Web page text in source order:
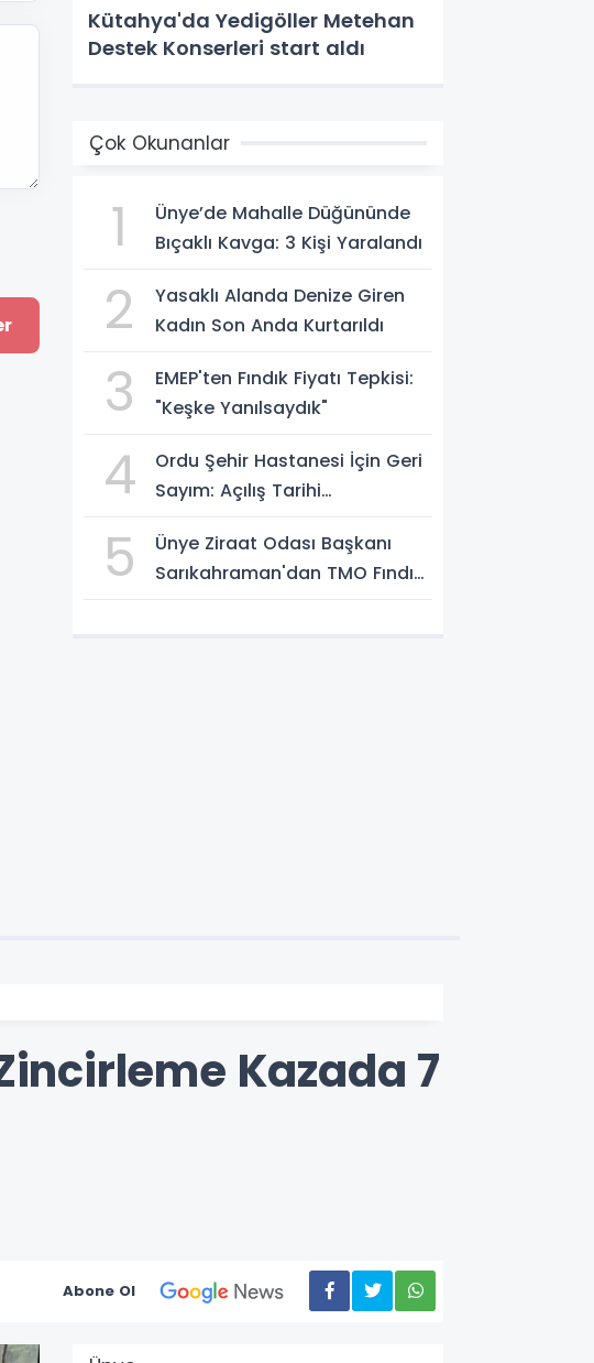
Kütahya'da Yedigöller Metehan
Destek Konserleri start aldı
Çok Okunanlar
1
Ünye’de Mahalle Düğününde
Bıçaklı Kavga: 3 Kişi Yaralandı
2
Yasaklı Alanda Denize Giren
Kadın Son Anda Kurtarıldı
3
EMEP'ten Fındık Fiyatı Tepkisi:
"Keşke Yanılsaydık"
4
Ordu Şehir Hastanesi İçin Geri
Sayım: Açılış Tarihi
5
Ünye Ziraat Odası Başkanı
Sarıkahraman'dan TMO Fındık
Kazada 7
Abone Ol